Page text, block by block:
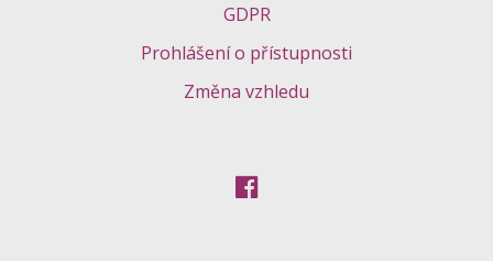
GDPR
Prohlášení o přístupnosti
Změna vzhledu